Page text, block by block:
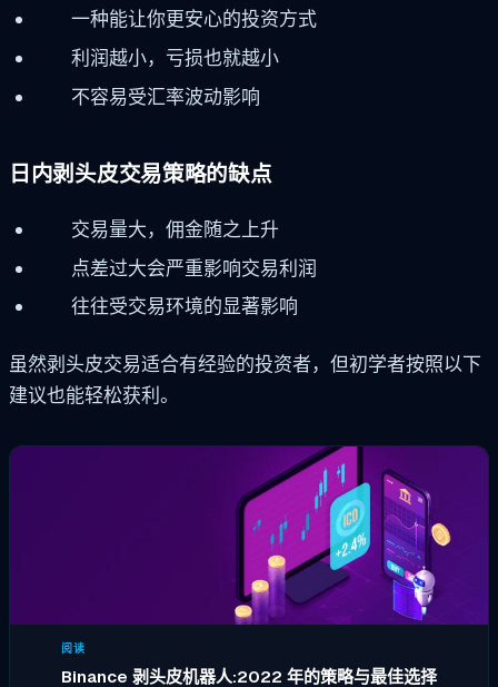
一种能让你更安心的投资方式
利润越小，亏损也就越小
不容易受汇率波动影响
日内剥头皮交易策略的缺点
交易量大，佣金随之上升
点差过大会严重影响交易利润
往往受交易环境的显著影响
虽然剥头皮交易适合有经验的投资者，但初学者按照以下
建议也能轻松获利。
阅读
Binance 剥头皮机器人:2022 年的策略与最佳选择